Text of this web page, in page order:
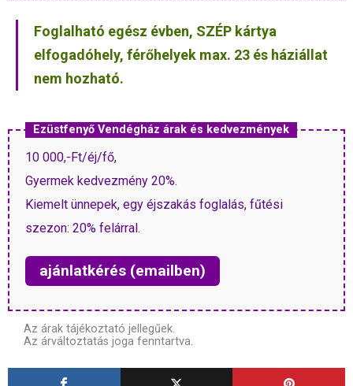
Foglalható egész évben, SZÉP kártya
elfogadóhely, férőhelyek max. 23 és háziállat
nem hozható.
Ezüstfenyő Vendégház árak és kedvezmények
10 000,-Ft/éj/fő,
Gyermek kedvezmény 20%.
Kiemelt ünnepek, egy éjszakás foglalás, fűtési
szezon: 20% felárral.
ajánlatkérés (emailben)
Az árak tájékoztató jellegűek.
Az árváltoztatás joga fenntartva.